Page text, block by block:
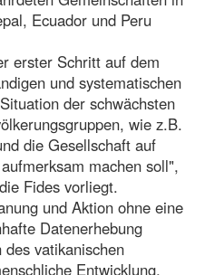
Ecuador und Peru
erster Schritt auf dem
und systematischen
der schwächsten
wie z.B.
die Gesellschaft auf
machen soll",
Fides vorliegt.
und Aktion ohne eine
Datenerhebung
vatikanischen
Entwicklung,